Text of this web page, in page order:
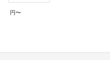
円〜